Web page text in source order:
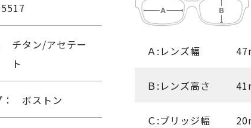
チタン/アセテー
ト
ボストン
Ａ:レンズ幅
Ｂ:レンズ高さ
Ｃ:ブリッジ幅